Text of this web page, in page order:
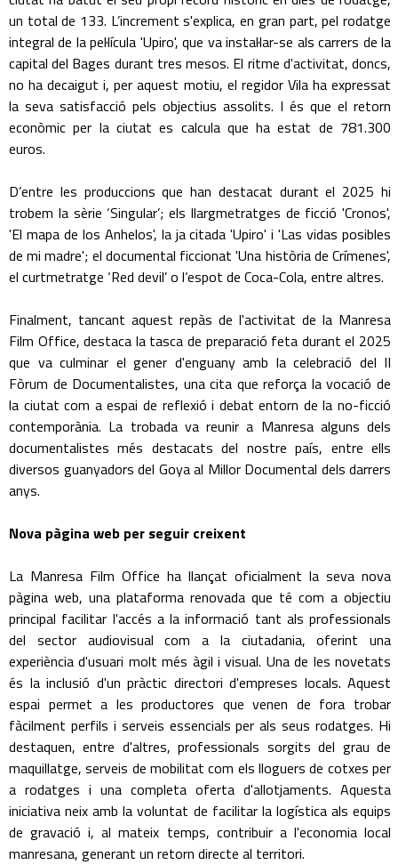
un total de 133. L’increment s'explica, en gran part, pel rodatge
integral de la pel·lícula 'Upiro', que va instal·lar-se als carrers de la
capital del Bages durant tres mesos. El ritme d'activitat, doncs,
no ha decaigut i, per aquest motiu, el regidor Vila ha expressat
la seva satisfacció pels objectius assolits. I és que el retorn
econòmic per la ciutat es calcula que ha estat de 781.300
euros.
D’entre les produccions que han destacat durant el 2025 hi
trobem la sèrie ‘Singular’; els llargmetratges de ficció 'Cronos',
'El mapa de los Anhelos', la ja citada 'Upiro' i 'Las vidas posibles
de mi madre'; el documental ficcionat 'Una història de Crímenes',
el curtmetratge ‘Red devil’ o l’espot de Coca-Cola, entre altres.
Finalment, tancant aquest repàs de l'activitat de la Manresa
Film Office, destaca la tasca de preparació feta durant el 2025
que va culminar el gener d'enguany amb la celebració del II
Fòrum de Documentalistes, una cita que reforça la vocació de
la ciutat com a espai de reflexió i debat entorn de la no-ficció
contemporània. La trobada va reunir a Manresa alguns dels
documentalistes més destacats del nostre país, entre ells
diversos guanyadors del Goya al Millor Documental dels darrers
anys.
Nova pàgina web per seguir creixent
La Manresa Film Office ha llançat oficialment la seva nova
pàgina web, una plataforma renovada que té com a objectiu
principal facilitar l'accés a la informació tant als professionals
del sector audiovisual com a la ciutadania, oferint una
experiència d'usuari molt més àgil i visual. Una de les novetats
és la inclusió d'un pràctic directori d'empreses locals. Aquest
espai permet a les productores que venen de fora trobar
fàcilment perfils i serveis essencials per als seus rodatges. Hi
destaquen, entre d'altres, professionals sorgits del grau de
maquillatge, serveis de mobilitat com els lloguers de cotxes per
a rodatges i una completa oferta d'allotjaments. Aquesta
iniciativa neix amb la voluntat de facilitar la logística als equips
de gravació i, al mateix temps, contribuir a l'economia local
manresana, generant un retorn directe al territori.